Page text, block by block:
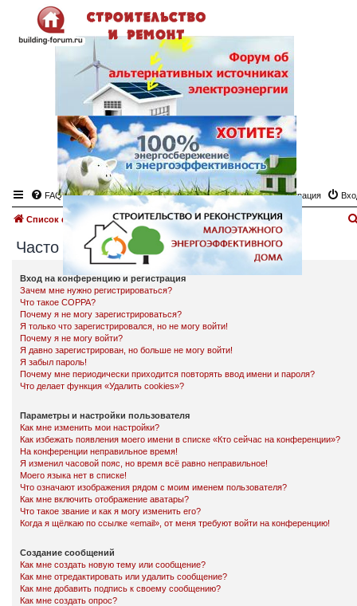
FAQ Регистрация
Список форумов Часто задаваемые вопросы
Часто задаваемые вопросы
Вход на конференцию и регистрация
Зачем мне нужно регистрироваться?
Что такое COPPA?
Почему я не могу зарегистрироваться?
Я только что зарегистрировался, но не могу войти!
Почему я не могу войти?
Я давно зарегистрирован, но больше не могу войти!
Я забыл пароль!
Почему мне периодически приходится повторять ввод имени и пароля?
Что делает функция «Удалить cookies»?
Параметры и настройки пользователя
Как мне изменить мои настройки?
Как избежать появления моего имени в списке «Кто сейчас на конференции»?
На конференции неправильное время!
Я изменил часовой пояс, но время всё равно неправильное!
Моего языка нет в списке!
Что означают изображения рядом с моим именем пользователя?
Как мне включить отображение аватары?
Что такое звание и как я могу изменить его?
Когда я щёлкаю по ссылке «email», от меня требуют войти на конференцию!
Создание сообщений
Как мне создать новую тему или сообщение?
Как мне отредактировать или удалить сообщение?
Как мне добавить подпись к своему сообщению?
Как мне создать опрос?